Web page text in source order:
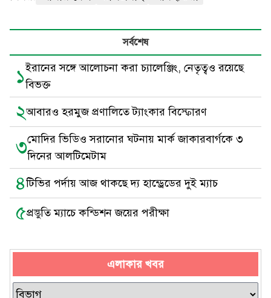
সর্বশেষ
১ইরানের সঙ্গে আলোচনা করা চ্যালেঞ্জিং, নেতৃত্বও রয়েছে
বিভক্ত
২আবারও হরমুজ প্রণালিতে ট্যাংকার বিস্ফোরণ
৩মোদির ভিডিও সরানোর ঘটনায় মার্ক জাকারবার্গকে ৩
দিনের আলটিমেটাম
৪টিভির পর্দায় আজ থাকছে দ্য হান্ড্রেডের দুই ম্যাচ
৫প্রস্তুতি ম্যাচে কন্ডিশন জয়ের পরীক্ষা
এলাকার খবর